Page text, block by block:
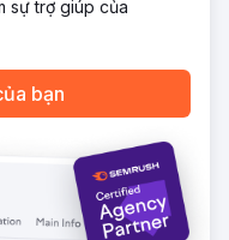
sự trợ giúp của
bạn